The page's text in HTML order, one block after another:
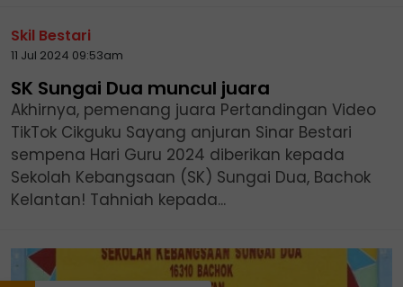
Skil Bestari
11 Jul 2024 09:53am
SK Sungai Dua muncul juara
Akhirnya, pemenang juara Pertandingan Video
TikTok Cikguku Sayang anjuran Sinar Bestari
sempena Hari Guru 2024 diberikan kepada
Sekolah Kebangsaan (SK) Sungai Dua, Bachok
Kelantan! Tahniah kepada...